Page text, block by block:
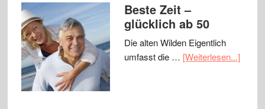
Beste Zeit –
glücklich ab 50
Die alten Wilden Eigentlich
umfasst die … [Weiterlesen...]